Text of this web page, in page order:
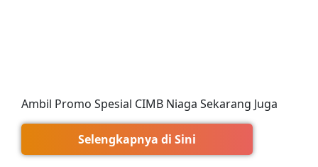
Ambil Promo Spesial CIMB Niaga Sekarang Juga
Selengkapnya di Sini